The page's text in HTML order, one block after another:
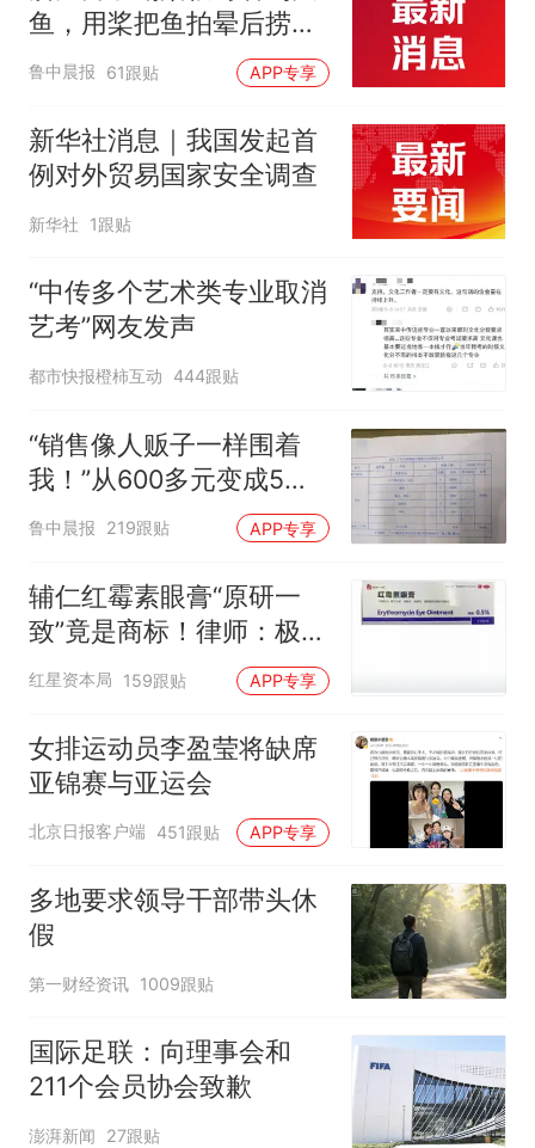
鱼，用桨把鱼拍晕后捞
起；当事人：鱼重7斤6
两，做成红烧辣子鱼块，
味道很好
鲁中晨报 61跟贴 APP专享
新华社消息｜我国发起首
例对外贸易国家安全调查
新华社 1跟贴
“中传多个艺术类专业取消
艺考”网友发声
都市快报橙柿互动 444跟贴
“销售像人贩子一样围着
我！”从600多元变成5万
元，57岁保洁阿姨做医美
后眼睛肿到流泪、视物模
糊
鲁中晨报 219跟贴 APP专享
辅仁红霉素眼膏“原研一
致”竟是商标！律师：极易
误导消费者，不妥
红星资本局 159跟贴 APP专享
女排运动员李盈莹将缺席
亚锦赛与亚运会
北京日报客户端 451跟贴 APP专享
多地要求领导干部带头休
假
第一财经资讯 1009跟贴
国际足联：向理事会和
211个会员协会致歉
澎湃新闻 27跟贴